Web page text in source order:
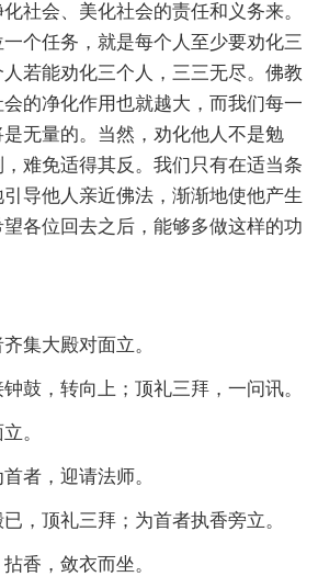
社会、美化社会的责任和义务来。
个任务，就是每个人至少要劝化三
若能劝化三个人，三三无尽。佛教
的净化作用也就越大，而我们每一
是无量的。当然，劝化他人不是勉
难免适得其反。我们只有在适当条
引导他人亲近佛法，渐渐地使他产生
各位回去之后，能够多做这样的功
集大殿对面立。
，转向上；顶礼三拜，一问讯。
。
，迎请法师。
顶礼三拜；为首者执香旁立。
，敛衣而坐。